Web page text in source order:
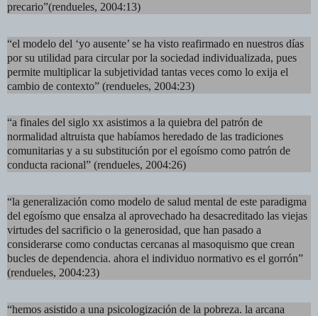
precario”(rendueles, 2004:13)
“el modelo del ‘yo ausente’ se ha visto reafirmado en nuestros días
por su utilidad para circular por la sociedad individualizada, pues
permite multiplicar la subjetividad tantas veces como lo exija el
cambio de contexto” (rendueles, 2004:23)
“a finales del siglo xx asistimos a la quiebra del patrón de
normalidad altruista que habíamos heredado de las tradiciones
comunitarias y a su substitución por el egoísmo como patrón de
conducta racional” (rendueles, 2004:26)
“la generalización como modelo de salud mental de este paradigma
del egoísmo que ensalza al aprovechado ha desacreditado las viejas
virtudes del sacrificio o la generosidad, que han pasado a
considerarse como conductas cercanas al masoquismo que crean
bucles de dependencia. ahora el individuo normativo es el gorrón”
(rendueles, 2004:23)
“hemos asistido a una psicologización de la pobreza. la arcana